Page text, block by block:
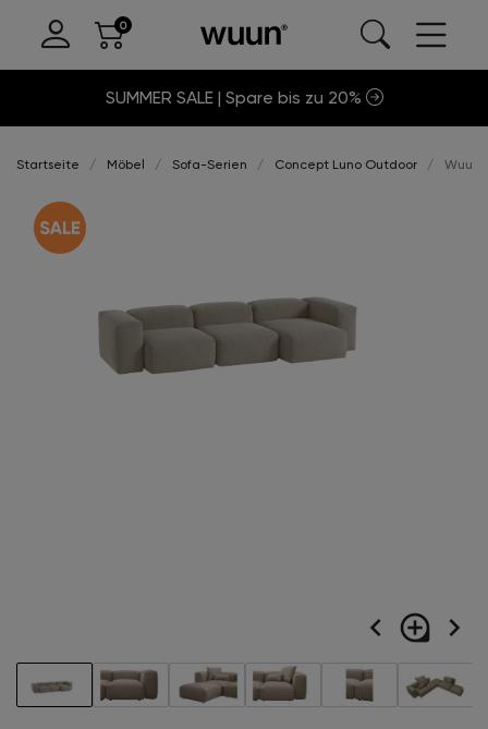
SUMMER SALE | Spare bis zu 20%
Startseite Möbel Sofa-Serien Concept Luno Outdoor
navigate_before loupe navigate_next